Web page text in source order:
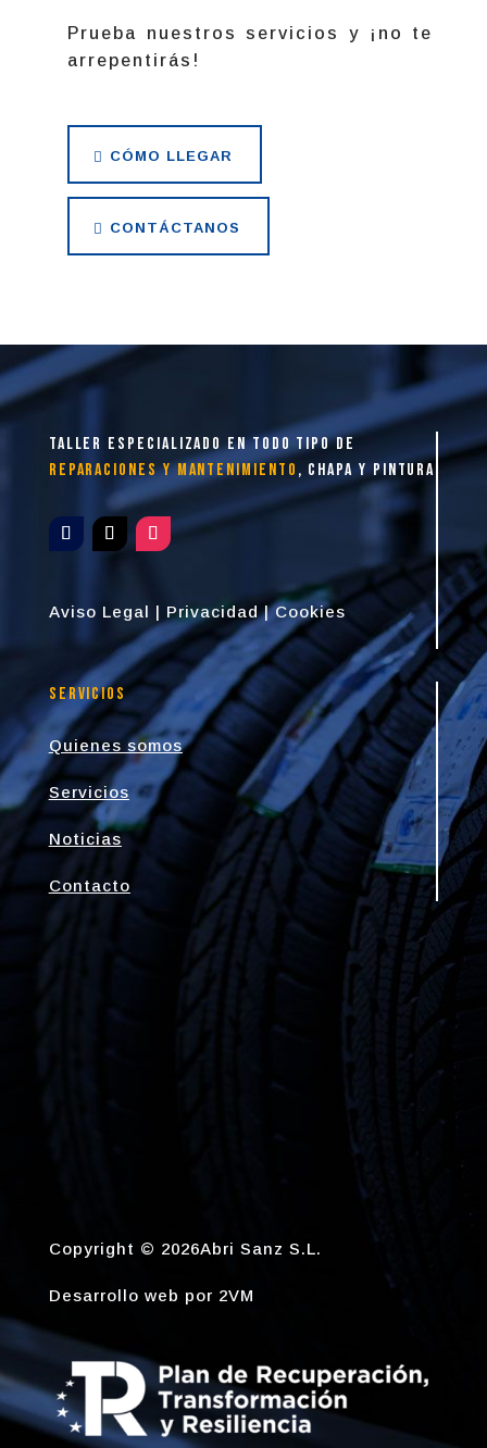
Prueba nuestros servicios y ¡no te
arrepentirás!
CÓMO LLEGAR
CONTÁCTANOS
taller especializado en todo tipo de
reparaciones y mantenimiento , chapa y pintura
Aviso Legal | Privacidad|Cookies
Servicios
Quienes somos
Servicios
Noticias
Contacto
Copyright © 2026Abri Sanz S.L.
Desarrollo web por 2VM